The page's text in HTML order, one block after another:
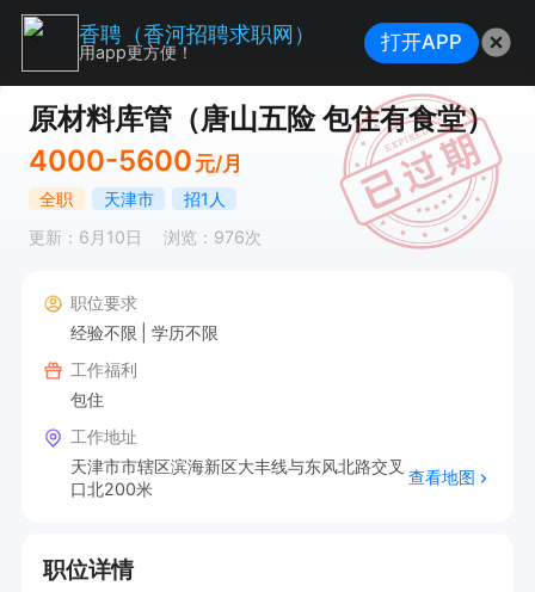
原材料库管（唐山五险 包住有食堂）
4000-5600 元/月
全职 天津市
招1人
更新：6月10日
浏览：976次
职位要求
经验不限
学历不限
工作福利
包住
工作地址
天津市市辖区滨海新区大丰线与东风北路交叉
口北200米
查看地图
职位详情
香聘（香河招聘求职网）
用app更方便！ 打开APP